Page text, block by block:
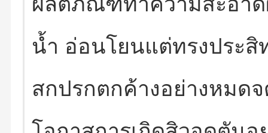
น้ำ อ่อนโยนแต่ทรงประสิ
สกปรกตกค้างอย่างหมด